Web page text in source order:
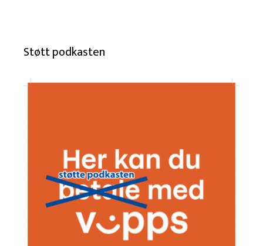
Støtt podkasten